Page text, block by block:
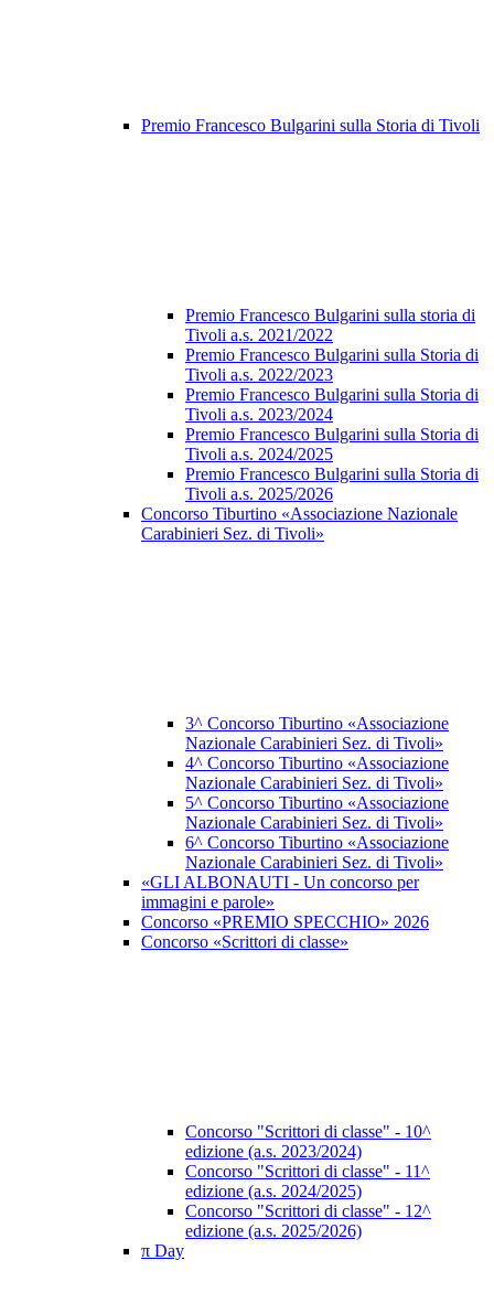
Premio Francesco Bulgarini sulla Storia di Tivoli
Premio Francesco Bulgarini sulla storia di
Tivoli a.s. 2021/2022
Premio Francesco Bulgarini sulla Storia di
Tivoli a.s. 2022/2023
Premio Francesco Bulgarini sulla Storia di
Tivoli a.s. 2023/2024
Premio Francesco Bulgarini sulla Storia di
Tivoli a.s. 2024/2025
Premio Francesco Bulgarini sulla Storia di
Tivoli a.s. 2025/2026
Concorso Tiburtino «Associazione Nazionale
Carabinieri Sez. di Tivoli»
3^ Concorso Tiburtino «Associazione
Nazionale Carabinieri Sez. di Tivoli»
4^ Concorso Tiburtino «Associazione
Nazionale Carabinieri Sez. di Tivoli»
5^ Concorso Tiburtino «Associazione
Nazionale Carabinieri Sez. di Tivoli»
6^ Concorso Tiburtino «Associazione
Nazionale Carabinieri Sez. di Tivoli»
«GLI ALBONAUTI - Un concorso per
immagini e parole»
Concorso «PREMIO SPECCHIO» 2026
Concorso «Scrittori di classe»
Concorso "Scrittori di classe" - 10^
edizione (a.s. 2023/2024)
Concorso "Scrittori di classe" - 11^
edizione (a.s. 2024/2025)
Concorso "Scrittori di classe" - 12^
edizione (a.s. 2025/2026)
π Day